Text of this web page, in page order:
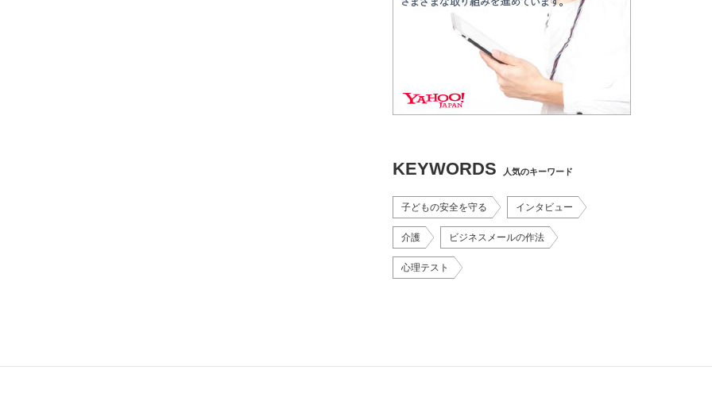
KEYWORDS 人気のキーワード
子どもの安全を守る インタビュー
介護 ビジネスメールの作法
心理テスト